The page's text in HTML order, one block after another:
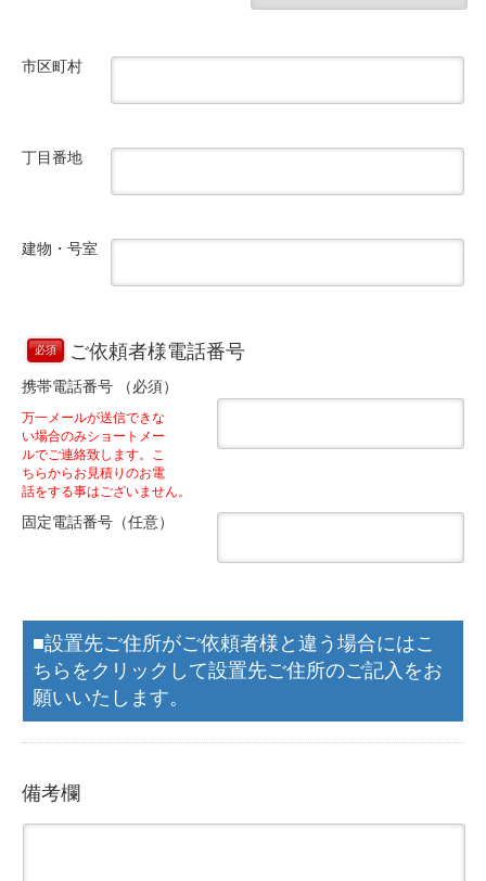
市区町村
丁目番地
建物・号室
必須 ご依頼者様電話番号
携帯電話番号 （必須）
万一メールが送信できな
い場合のみショートメー
ルでご連絡致します。こ
ちらからお見積りのお電
話をする事はございません。
固定電話番号（任意）
■設置先ご住所がご依頼者様と違う場合にはこ
ちらをクリックして設置先ご住所のご記入をお
願いいたします。
備考欄